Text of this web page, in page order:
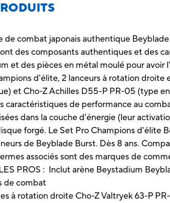
combat japonais authentique
des composants authentiques et des
et des pièces en métal moulé pour avoir
d'élite, 2 lanceurs à rotation
et Cho-Z Achilles D55-P PR-05 (type
caractéristiques de performance au
dans la couche d'énergie (leur
forgé. Le Set Pro Champions d'élite
de Beyblade Burst. Dès 8 ans.
associés sont des marques de
PROS : Inclut arène Beystadium
de combat
à rotation droite Cho-Z Valtryek 63-P